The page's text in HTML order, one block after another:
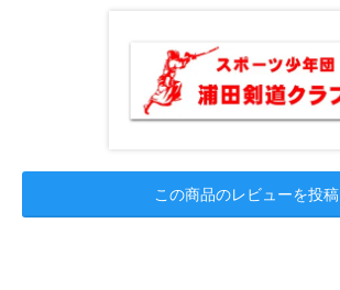
この商品のレビューを投稿